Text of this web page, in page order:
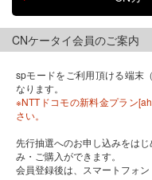
CNケータイ会員のご案内
spモードをご利用頂ける端末
なります。
※NTTドコモの新料金プラン
さい。
先行抽選へのお申し込みをは
み・ご購入ができます。
会員登録後は、スマートフォン